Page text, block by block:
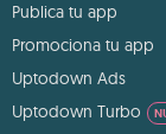
Publica tu app
Promociona tu app
Uptodown Ads
Uptodown Turbo